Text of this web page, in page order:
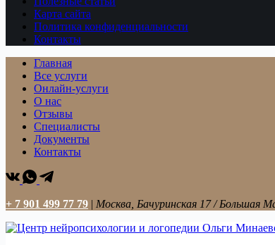
Карта сайта
Политика конфиденциальности
Контакты
Главная
Все услуги
Онлайн-услуги
О нас
Отзывы
Специалисты
Документы
Контакты
+ 7 901 499 77 79 | Москва, Бачуринская 17 / Большая